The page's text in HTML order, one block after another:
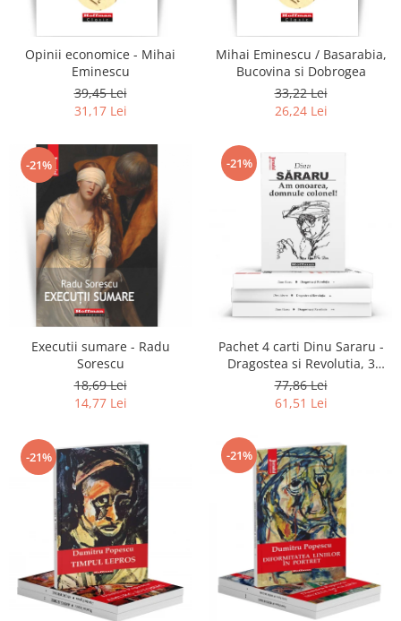
Opinii economice - Mihai
Eminescu
39,45 Lei
31,17 Lei
Mihai Eminescu / Basarabia,
Bucovina si Dobrogea
33,22 Lei
26,24 Lei
-21%
Executii sumare - Radu
Sorescu
18,69 Lei
14,77 Lei
-21%
Pachet 4 carti Dinu Sararu -
Dragostea si Revolutia, 3
Volume + Am onoarea,
domnule colonel!
77,86 Lei
61,51 Lei
-21% -21%